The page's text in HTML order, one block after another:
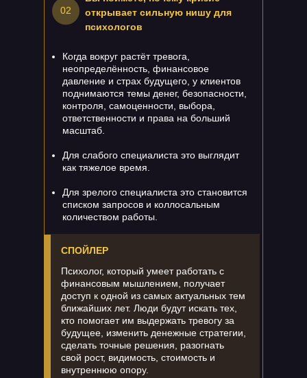
02
Психолог, который умеет работать с
финансовым мышлением, получает
доступ к одной из самых актуальных тем
ближайших лет. Люди будут искать тех,
кто помогает им выдержать тревогу за
будущее, изменить денежные стратегии,
сделать точные решения, разогнать
свой рост, видимость, стоимость и
внутреннюю опору.
СПОЙЛЕР
открывает сильную нишу для
психологов
Когда вокруг растёт тревога,
неопределённость, финансовое
давление и страх будущего, у клиентов
поднимаются темы денег, безопасности,
контроля, самоценности, выбора,
ответственности и права на больший
масштаб.
Для слабого специалиста это выглядит
как тяжелое время.
Для зрелого специалиста это становится
списком запросов и коллосальным
количеством работы.